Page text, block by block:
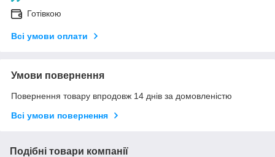
Готівкою
Всі умови оплати
Умови повернення
Повернення товару впродовж 14 днів за домовленістю
Всі умови повернення
Подібні товари компанії